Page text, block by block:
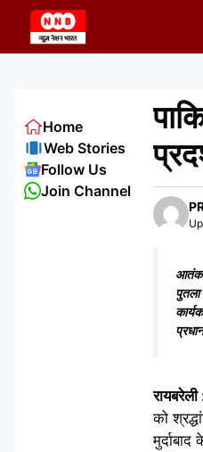
content
को
Home
Web Stories
Follow Us
Join Channel